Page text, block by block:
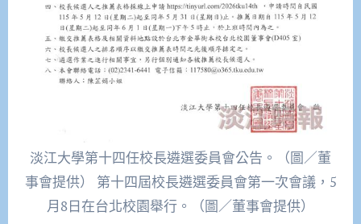
淡江大學第十四任校長遴選委員會公告。（圖／董
事會提供） 第十四屆校長遴選委員會第一次會議，5
月8日在台北校園舉行。（圖／董事會提供）